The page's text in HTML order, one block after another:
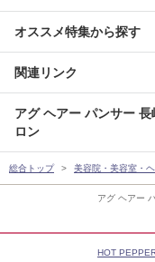
アグ ヘアー
オススメ特集から探す
関連リンク
アグ ヘアー パンサー
ロン
総合トップ 美容院・美容室・
HOT